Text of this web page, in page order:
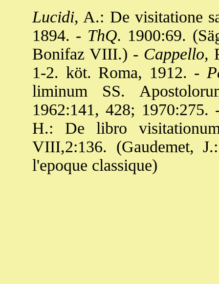
Lucidi, A.: De visitatione
1894. - ThQ. 1900:69.
Bonifaz VIII.) - Cappello,
1-2. köt. Roma, 1912. -
liminum SS.
1962:141, 428; 1970:275.
H.: De libro
VIII,2:136. (Gaudemet,
l'epoque classique)